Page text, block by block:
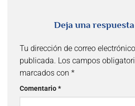
Deja una respuesta
Tu dirección de correo
publicada. Los campos
marcados con *
Comentario*